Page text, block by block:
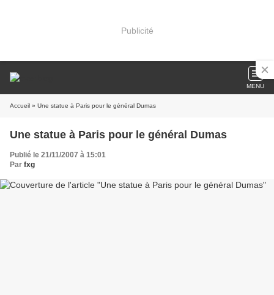
Publicité
MENU
Accueil » Une statue à Paris pour le général Dumas
Une statue à Paris pour le général Dumas
Publié le 21/11/2007 à 15:01
Par fxg